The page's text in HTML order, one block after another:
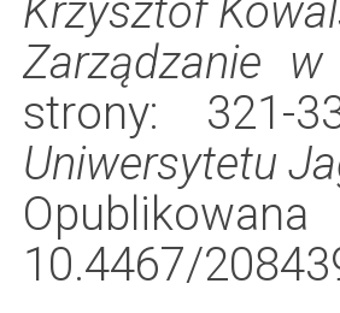
Krzysztof
Zarządzanie w
strony: 321-
Uniwersytetu
Opublikowana
10.4467/